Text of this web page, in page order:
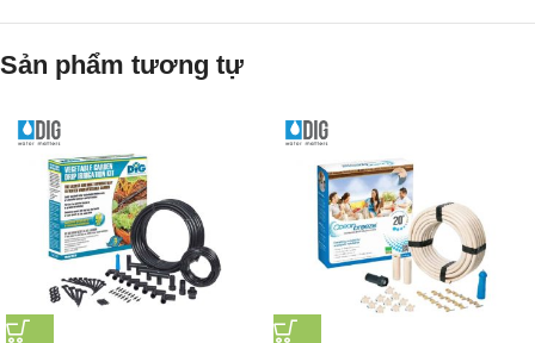
Sản phẩm tương tự